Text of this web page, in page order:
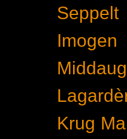
Seppelt
Krug